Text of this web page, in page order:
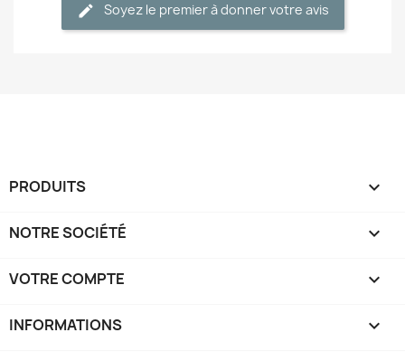
Soyez le premier à donner votre avis
PRODUITS 
NOTRE SOCIÉTÉ 
VOTRE COMPTE 
INFORMATIONS keyboard_arrow_down